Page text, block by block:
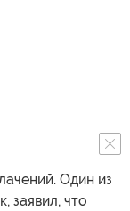
Один из
заявил, что